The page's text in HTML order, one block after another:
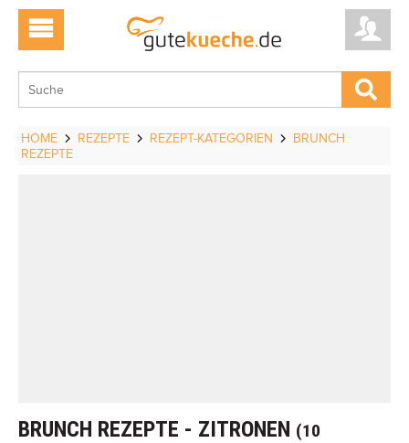
HOME REZEPTE REZEPT-KATEGORIEN
BRUNCH
REZEPTE
BRUNCH REZEPTE - ZITRONEN (10